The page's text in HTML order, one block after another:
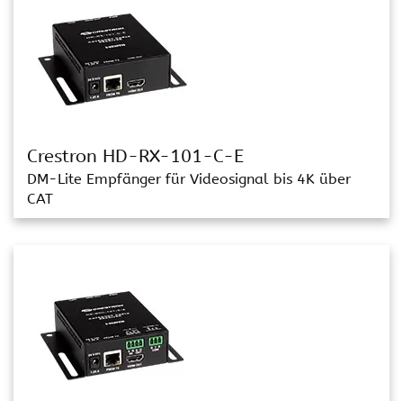
Crestron HD-RX-101-C-E
DM-Lite Empfänger für Videosignal bis 4K über
CAT